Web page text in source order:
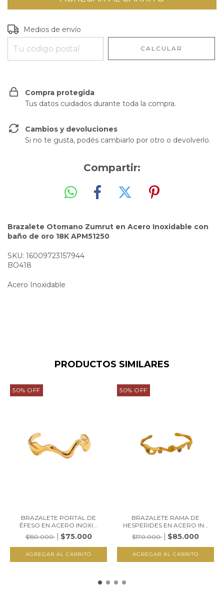
Entregas para el CP:
Medios de envío
CALCULAR
Compra protegida
Tus datos cuidados durante toda la compra.
Cambios y devoluciones
Si no te gusta, podés cambiarlo por otro o devolverlo.
Compartir:
Brazalete Otomano Zumrut en Acero Inoxidable con
baño de oro 18K APM51250
SKU: 16009723157944
BO418
Acero Inoxidable
PRODUCTOS SIMILARES
50% OFF
BRAZALETE PORTAL DE
ÉFESO EN ACERO INOXI...
$150.000
$75.000
50% OFF
BRAZALETE RAMA DE
HESPERIDES EN ACERO IN...
$170.000
$85.000